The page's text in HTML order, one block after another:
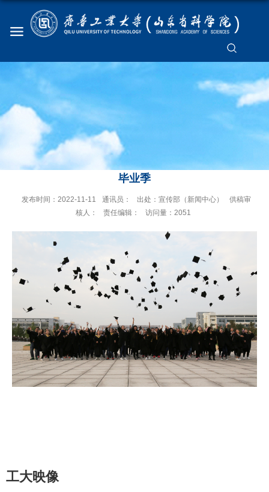
毕业季
发布时间：2022-11-11 通讯员： 出处：宣传部（新闻中心）
供稿审
核人：
责任编辑： 访问量： 2051
工大映像